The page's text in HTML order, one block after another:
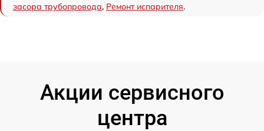
засора трубопровода, Ремонт испарителя.
Акции сервисного
центра